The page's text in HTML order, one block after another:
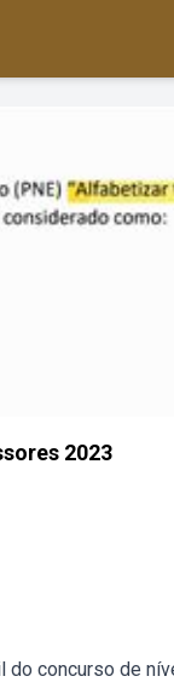
2023
do concurso de